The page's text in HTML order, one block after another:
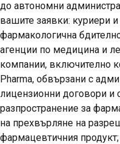
до автономни
вашите заявки: куриери
фармакологична
агенции по медицина и
компании, включително
Pharma, обвързани с
лицензионни договори и
разпространение за
на прехвърляне на
фармацевтичния